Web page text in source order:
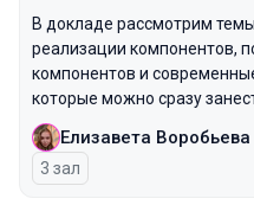
В докладе рассмотрим
реализации компонентов,
компонентов и
которые можно сразу
Елизавета Воробьева
3 зал